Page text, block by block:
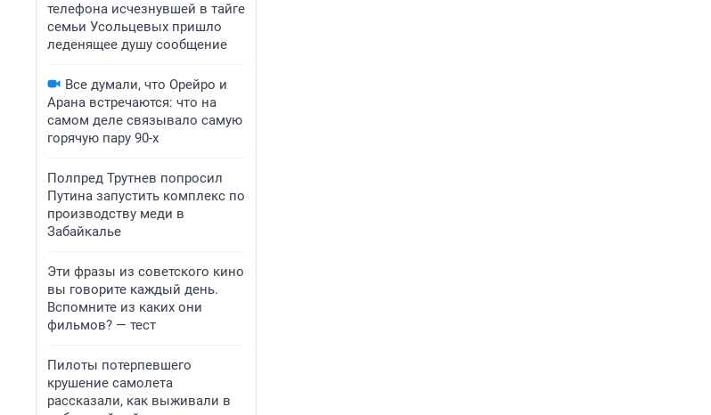
телефона исчезнувшей в тайге
семьи Усольцевых пришло
леденящее душу сообщение
Все думали, что Орейро и
Арана встречаются: что на
самом деле связывало самую
горячую пару 90-х
Полпред Трутнев попросил
Путина запустить комплекс по
производству меди в
Забайкалье
Эти фразы из советского кино
вы говорите каждый день.
Вспомните из каких они
фильмов? — тест
Пилоты потерпевшего
крушение самолета
рассказали, как выживали в